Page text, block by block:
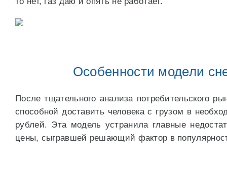
Особенности модели
После тщательного анализа потребительского
способной доставить человека с грузом в
рублей. Эта модель устранила главные
цены, сыгравшей решающий фактор в